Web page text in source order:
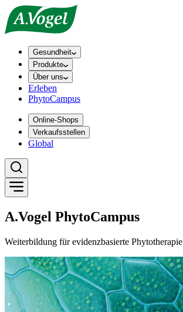
Gesundheit
Produkte
Über uns
Erleben
PhytoCampus
Online-Shops
Verkaufsstellen
Global
A.Vogel PhytoCampus
Weiterbildung für evidenzbasierte Phytotherapie